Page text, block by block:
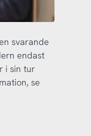
svarande
endast
i sin tur
se